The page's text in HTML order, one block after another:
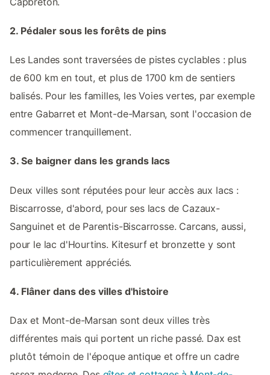
2. Pédaler sous les forêts de pins
Les Landes sont traversées de pistes cyclables : plus
de 600 km en tout, et plus de 1700 km de sentiers
balisés. Pour les familles, les Voies vertes, par exemple
entre Gabarret et Mont-de-Marsan, sont l'occasion de
commencer tranquillement.
3. Se baigner dans les grands lacs
Deux villes sont réputées pour leur accès aux lacs :
Biscarrosse, d'abord, pour ses lacs de Cazaux-
Sanguinet et de Parentis-Biscarrosse. Carcans, aussi,
pour le lac d'Hourtins. Kitesurf et bronzette y sont
particulièrement appréciés.
4. Flâner dans des villes d'histoire
Dax et Mont-de-Marsan sont deux villes très
différentes mais qui portent un riche passé. Dax est
plutôt témoin de l'époque antique et offre un cadre